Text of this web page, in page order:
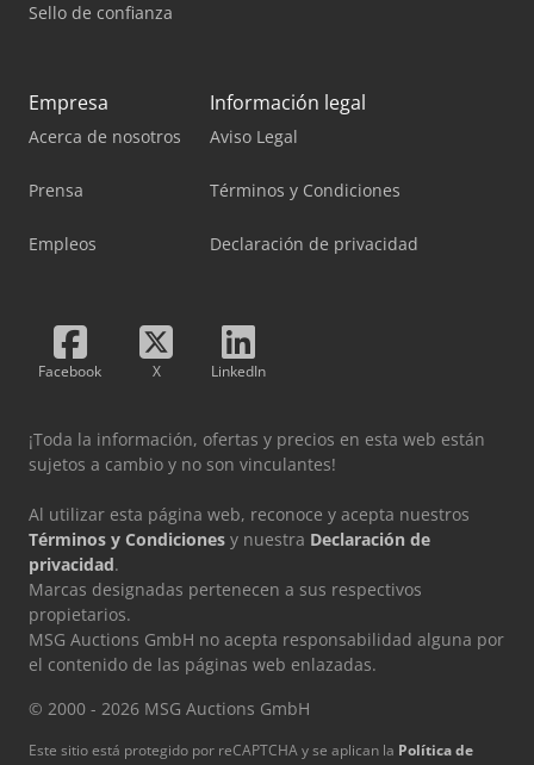
Sello de confianza
Empresa
Acerca de nosotros
Prensa
Empleos
Información legal
Aviso Legal
Términos y Condiciones
Declaración de privacidad
Facebook X LinkedIn
¡Toda la información, ofertas y precios en esta web están
sujetos a cambio y no son vinculantes!
Al utilizar esta página web, reconoce y acepta nuestros
Términos y Condiciones y nuestra Declaración de
privacidad.
Marcas designadas pertenecen a sus respectivos
propietarios.
MSG Auctions GmbH no acepta responsabilidad alguna por
el contenido de las páginas web enlazadas.
© 2000 - 2026 MSG Auctions GmbH
Este sitio está protegido por reCAPTCHA y se aplican la Política de